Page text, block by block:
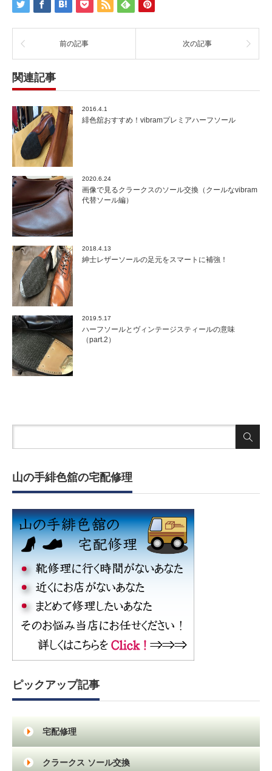
前の記事 次の記事
関連記事
2016.4.1
緋色舘おすすめ！vibramプレミアハーフソール
2020.6.24
画像で見るクラークスのソール交換（クールなvibram
代替ソール編）
2018.4.13
紳士レザーソールの足元をスマートに補強！
2019.5.17
ハーフソールとヴィンテージスティールの意味
（part.2）
山の手緋色舘の宅配修理
ピックアップ記事
宅配修理
クラークス ソール交換